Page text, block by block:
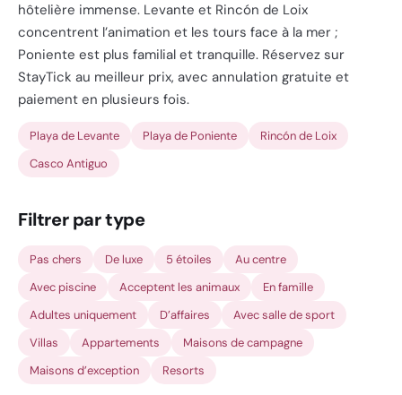
hôtelière immense. Levante et Rincón de Loix
concentrent l’animation et les tours face à la mer ;
Poniente est plus familial et tranquille. Réservez sur
StayTick au meilleur prix, avec annulation gratuite et
paiement en plusieurs fois.
Playa de Levante Playa de Poniente
Rincón de Loix
Casco Antiguo
Filtrer par type
Pas chers De luxe 5 étoiles
Au centre
Avec piscine
Acceptent les animaux
En famille
Adultes uniquement
D’affaires
Avec salle de sport
Villas
Appartements
Maisons de campagne
Maisons d’exception
Resorts